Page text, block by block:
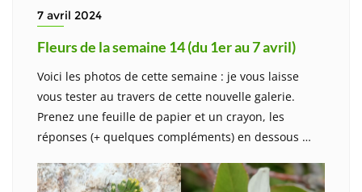
7 avril 2024
Fleurs de la semaine 14 (du 1er au 7 avril)
Voici les photos de cette semaine : je vous laisse
vous tester au travers de cette nouvelle galerie.
Prenez une feuille de papier et un crayon, les
réponses (+ quelques compléments) en dessous …